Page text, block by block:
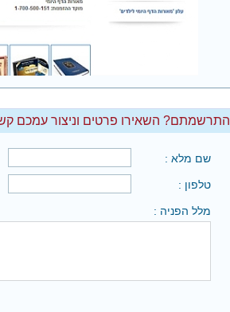
התרשמתם? השאירו פרטים וניצור עמכם
שם מלא :
טלפון :
מלל הפניה :